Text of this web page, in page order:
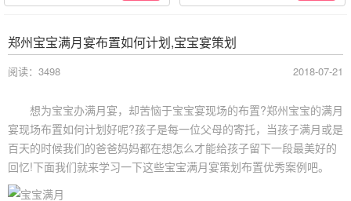
郑州宝宝满月宴布置如何计划,宝宝宴策划
阅读：3498 2018-07-21
想为宝宝办满月宴，却苦恼于宝宝宴现场的布置?郑州宝宝的满月
宴现场布置如何计划好呢?孩子是每一位父母的寄托，当孩子满月或是
百天的时候我们的爸爸妈妈都在想怎么才能给孩子留下一段最美好的
回忆!下面我们就来学习一下这些宝宝满月宴策划布置优秀案例吧。